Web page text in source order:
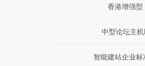
香港增强型
中型论坛主
智能建站企业标